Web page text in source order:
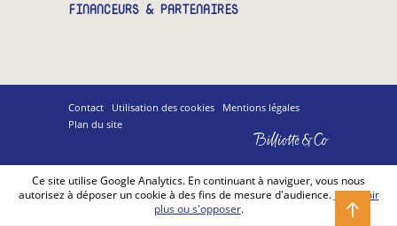
FINANCEURS & PARTENAIRES
Contact Utilisation des cookies
Mentions légales
Plan du site
Billiotte
Co
Ce site utilise Google Analytics. En continuant à naviguer, vous nous
autorisez à déposer un cookie à des fins de mesure d'audience. En savoir
plus ou s'opposer.